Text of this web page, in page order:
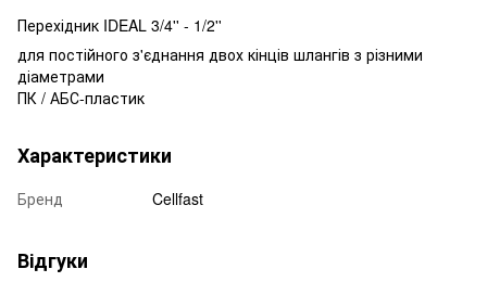
Перехідник IDEAL 3/4'' - 1/2''
для постійного з'єднання двох кінців шлангів з різними
діаметрами
ПК / АБС-пластик
Характеристики
Бренд Cellfast
Відгуки